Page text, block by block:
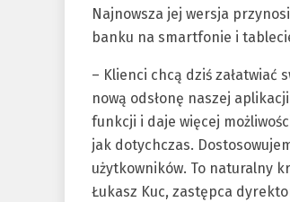
Najnowsza jej wersja
banku na smartfonie i
– Klienci chcą dziś załatwiać
nową odsłonę naszej
funkcji i daje więcej
jak dotychczas.
użytkowników. To naturalny
Łukasz Kuc, zastępca